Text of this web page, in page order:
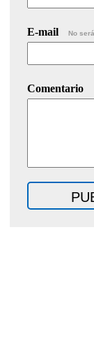
E-mail No
Comentario